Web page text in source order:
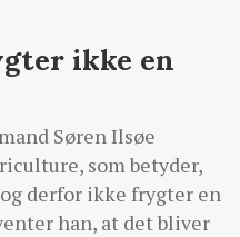
ikke en
Søren Ilsøe
som betyder,
derfor ikke frygter en
han, at det bliver